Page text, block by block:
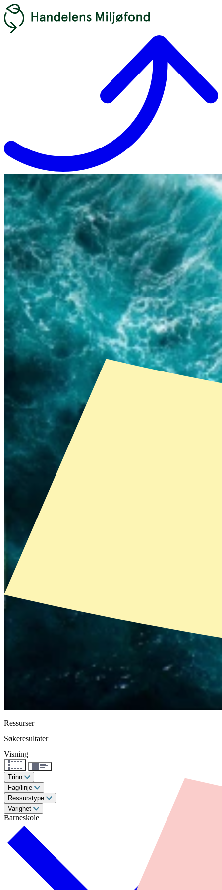
Ressurser
Søkeresultater
Visning
Trinn
Fag/linje
Ressurstype
Varighet
Barneskole